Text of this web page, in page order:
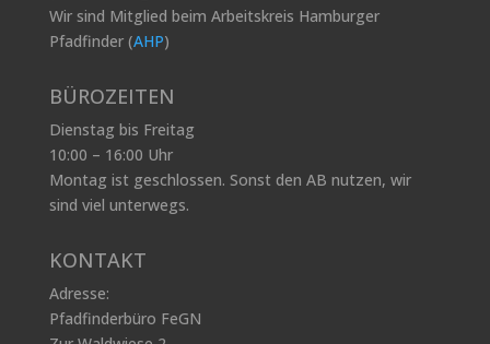
Wir sind Mitglied beim Arbeitskreis Hamburger
Pfadfinder (AHP)
BÜROZEITEN
Dienstag bis Freitag
10:00 – 16:00 Uhr
Montag ist geschlossen. Sonst den AB nutzen, wir
sind viel unterwegs.
KONTAKT
Adresse:
Pfadfinderbüro FeGN